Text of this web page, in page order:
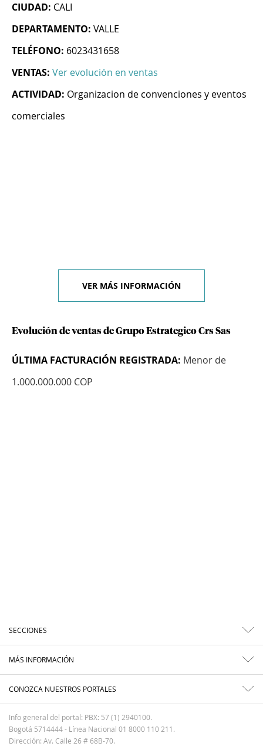
CIUDAD: CALI
DEPARTAMENTO: VALLE
TELÉFONO: 6023431658
VENTAS: Ver evolución en ventas
ACTIVIDAD: Organizacion de convenciones y eventos
comerciales
VER MÁS INFORMACIÓN
Evolución de ventas de Grupo Estrategico Crs Sas
ÚLTIMA FACTURACIÓN REGISTRADA: Menor de
1.000.000.000 COP
SECCIONES
MÁS INFORMACIÓN
CONOZCA NUESTROS PORTALES
Info general del portal: PBX: 57 (1) 2940100.
Bogotá 5714444 - Línea Nacional 01 8000 110 211.
Dirección: Av. Calle 26 # 68B-70.